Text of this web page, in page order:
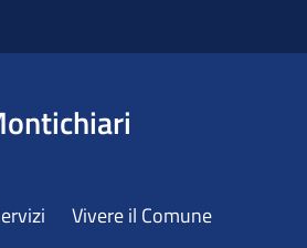
Vivere il Comune